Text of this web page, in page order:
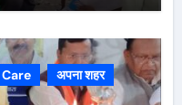
अपना शहर